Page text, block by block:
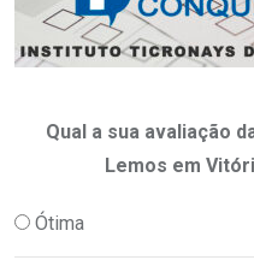
Qual a sua avaliação
Lemos em
Ótima